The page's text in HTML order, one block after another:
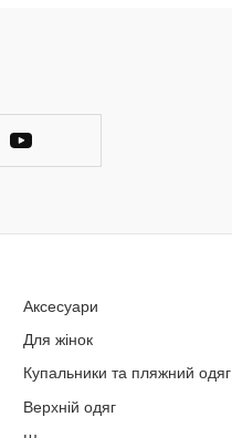
Аксесуари
Для жінок
Купальники та пляжний одяг
Верхній одяг